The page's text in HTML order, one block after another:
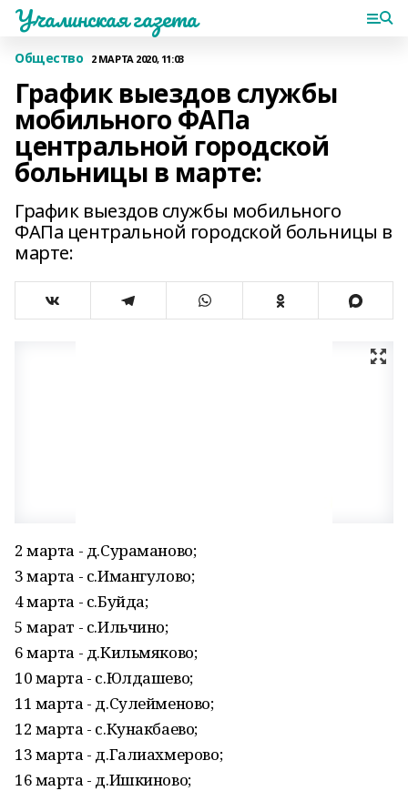
Учалинская газета
Общество 2 МАРТА 2020, 11:03
График выездов службы
мобильного ФАПа
центральной городской
больницы в марте:
График выездов службы мобильного
ФАПа центральной городской больницы в
марте:
2 марта - д.Сураманово;
3 марта - с.Имангулово;
4 марта - с.Буйда;
5 марат - с.Ильчино;
6 марта - д.Кильмяково;
10 марта - с.Юлдашево;
11 марта - д.Сулейменово;
12 марта - с.Кунакбаево;
13 марта - д.Галиахмерово;
16 марта - д.Ишкиново;